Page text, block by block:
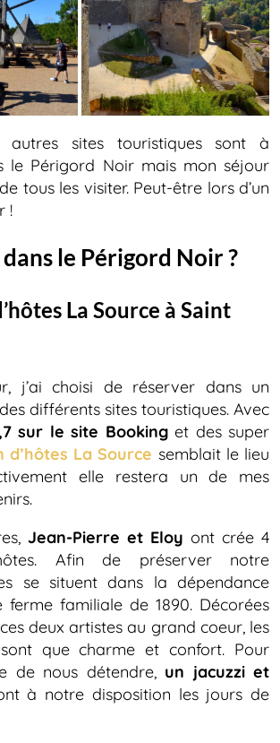
autres sites touristiques sont à
le Périgord Noir mais mon séjour
tous les visiter. Peut-être lors d’un
!
le Périgord Noir ?
La Source à Saint
j’ai choisi de réserver dans un
différents sites touristiques. Avec
sur le site Booking et des super
d’hôtes La Source semblait le lieu
elle restera un de mes
Jean-Pierre et Eloy ont crée 4
Afin de préserver notre
se situent dans la dépendance
ferme familiale de 1890. Décorées
deux artistes au grand coeur, les
que charme et confort. Pour
de nous détendre, un jacuzzi et
à notre disposition les jours de